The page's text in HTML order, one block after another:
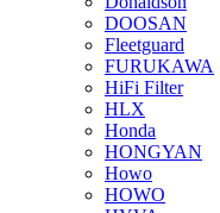
DOOSAN
Fleetguard
FURUKAWA
HiFi Filter
HLX
Honda
HONGYAN
Howo
HOWO